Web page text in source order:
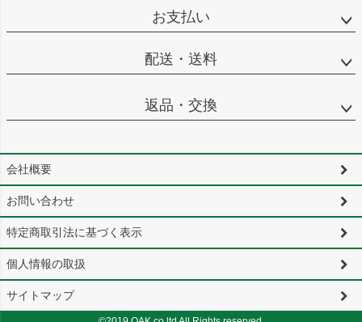
お支払い
配送・送料
返品・交換
会社概要
お問い合わせ
特定商取引法に基づく表示
個人情報の取扱
サイトマップ